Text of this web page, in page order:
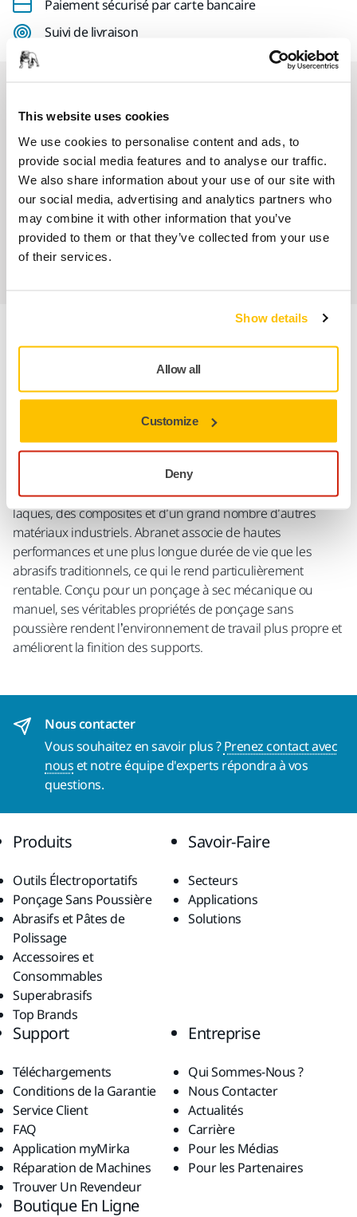
This website uses cookies
We use cookies to personalise content and ads, to
provide social media features and to analyse our traffic.
We also share information about your use of our site with
our social media, advertising and analytics partners who
may combine it with other information that you’ve
provided to them or that they’ve collected from your use
of their services.
Show details
Allow all
Customize
Deny
Paiement sécurisé par carte bancaire
Suivi de livraison
SAV Mirka exclusif
Service client Mirka
Garantie 2 ans + 1 an offert pour les outils
Abrasifs & outils professionnels au service d'une
Informations produit
Détails techniques
Téléchargements
Premier support multifonctions de la gamme Net, il convient
particulièrement au ponçage du mastic, des primers, des
laques, des composites et d’un grand nombre d’autres
matériaux industriels. Abranet associe de hautes
performances et une plus longue durée de vie que les
abrasifs traditionnels, ce qui le rend particulièrement
rentable. Conçu pour un ponçage à sec mécanique ou
manuel, ses véritables propriétés de ponçage sans
poussière rendent l’environnement de travail plus propre et
améliorent la finition des supports.
Nous contacter
Vous souhaitez en savoir plus ?Prenez contact avec
nous et notre équipe d'experts répondra à vos
questions.
Produits
Outils Électroportatifs
Ponçage Sans Poussière
Abrasifs et Pâtes de
Polissage
Accessoires et
Consommables
Superabrasifs
Top Brands
Savoir-Faire
Secteurs
Applications
Solutions
Support
Téléchargements
Conditions de la Garantie
Service Client
FAQ
Application myMirka
Réparation de Machines
Trouver Un Revendeur
Entreprise
Qui Sommes-Nous ?
Nous Contacter
Actualités
Carrière
Pour les Médias
Pour les Partenaires
Boutique En Ligne